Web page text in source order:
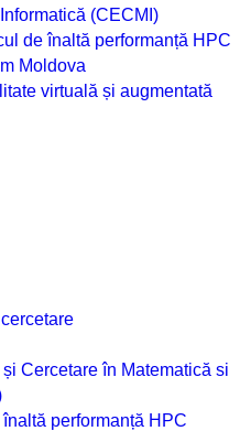
(CECMI)
de înaltă performanță HPC
Moldova
virtuală și augmentată
Cercetare în Matematică si
performanță HPC